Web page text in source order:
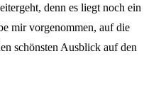
denn es liegt noch ein
mir vorgenommen, auf die
schönsten Ausblick auf den